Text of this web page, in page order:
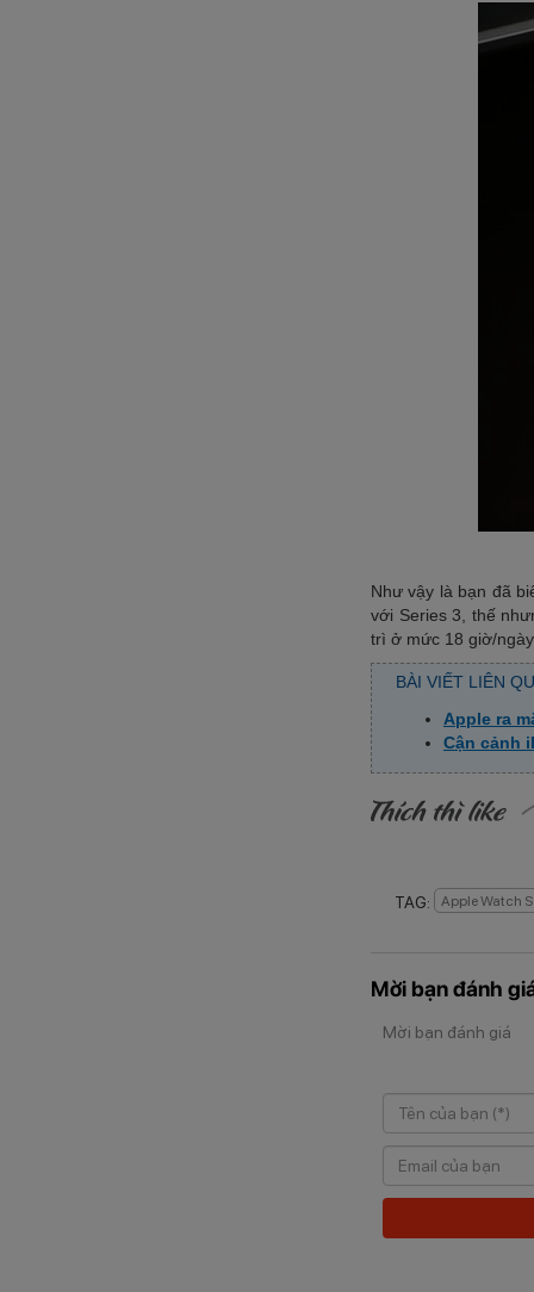
Như vậy là bạn đã
với Series 3, thế
trì ở mức 18 giờ/
BÀI VIẾT LIÊN
Apple ra
Cận cảnh
TAG: Apple Watch
Mời bạn đánh
Mời bạn đánh giá